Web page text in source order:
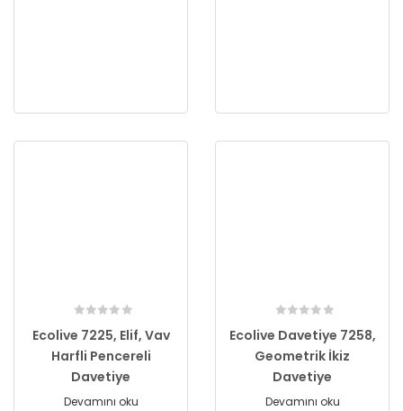
Ecolive 7225, Elif, Vav
Harfli Pencereli
Davetiye
Devamını oku
Ecolive Davetiye 7258,
Geometrik İkiz
Davetiye
Devamını oku